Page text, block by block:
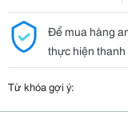
Để mua hàng
thực hiện
Từ khóa gợi ý: